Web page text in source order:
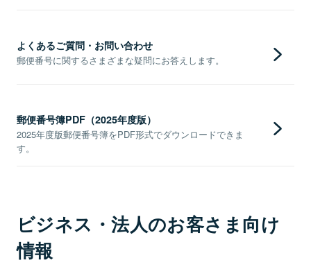
よくあるご質問・お問い合わせ
郵便番号に関するさまざまな疑問にお答えします。
郵便番号簿PDF（2025年度版）
2025年度版郵便番号簿をPDF形式でダウンロードできま
す。
ビジネス・法人のお客さま向け
情報